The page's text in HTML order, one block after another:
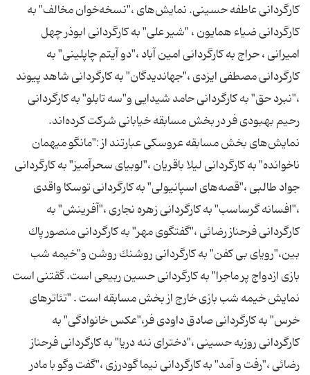
كارگردانی عاطفه حسینی. نمایش‌های ،"نسخه‌خوان مخالف" به
كارگردانی ضیاء همایون ، "شیر علی" به كارگردانی ابوذر چهل
امیرانی ، حراج به كارگردانی امین آباد ،"دو آیتم چاپلینی" به
كارگردانی مصطفی ایزدی ،"جهاندیدگان" به كارگردانی شاهد پیوند
،"نبرد حق" به كارگردانی حامد شیدایی و"سه تابلو" به كارگردانی
رحیم بهبودی ‌فر در بخش مسابقه خیابانی شركت كرده‌اند.
نمایش‌های بخش مسابقه عروسكی عبارتند از :"مانگو میهمان
ناخوانده" به كارگردانی لیلا باقریان ،"لوبیای سحرآمیز" به كارگردانی
جواد طالبی ،"قصه‌های اسپانیولی" به كارگردانی توسكا واقدی
،"افسانه گرساسب" به كارگردانی زهره نجاری ،"آفرینش" به
كارگردانی فرحناز رضائی ،"گفتگوی مهر" به كارگردانی منصور پاك
‌بین،"رویای بی ‌كفن" به كارگردانی روشنك روشن و"خیمه ‌شب
‌بازی ازدواج پر ماجرا" به كارگردانی حسین ربیعی است. گقتنی است
نمایش خیمه شب بازی خارج از بخش مسابقه است . "تئاترهای
خرس" به كارگردانی صادق داودی ‌فر،"عكس خانوادگی" به
كارگردانی روزبه حسینی ،"دخترای ننه دریا" به كارگردانی فرحناز
رضائی ،"رفت و آمد" به كارگردانی نیما گودرزی ،"گفت ‌وگو با مادر